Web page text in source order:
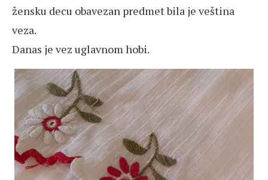
žensku decu obavezan predmet bila je veština
veza.
Danas je vez uglavnom hobi.